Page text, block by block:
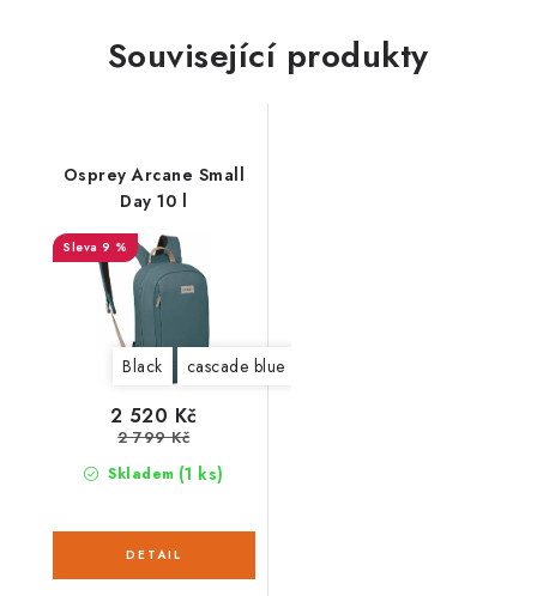
Související produkty
Osprey Arcane Small
Day 10 l
9 %
Black cascade blue
Skladem (1 ks)
2 520 Kč
2 799 Kč